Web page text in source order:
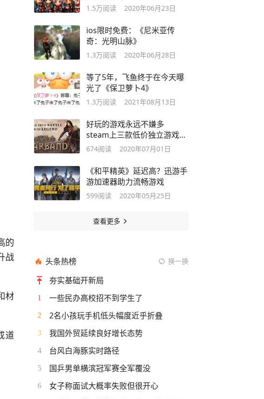
的
战
材
道
1.5万阅读 2020年06月23日
ios限时免费：《尼米亚传
奇：光明山脉》
1.3万阅读 2020年06月28日
等了5年，飞鱼终于在今天曝
光了《保卫萝卜4》
1.3万阅读 2021年08月13日
好玩的游戏永远不嫌多
steam上三款低价独立游戏推
荐
674阅读 2020年07月01日
《和平精英》延迟高？迅游手
游加速器助力流畅游戏
599阅读 2020年05月25日
查看更多
头条热榜 换一换
夯实基础开新局
1 一些民办高校招不到学生了
2 2名小孩玩手机低头幅度近乎折叠
3 我国外贸延续良好增长态势
4 台风白海豚实时路径
5 国乒男单横滨冠军赛全军覆没
6 女子称面试大概率失败但很开心